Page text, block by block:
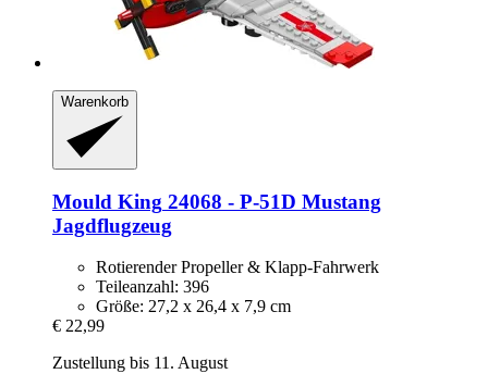
Warenkorb
Mould King 24068 -​ P-​51D Mustang
Jagdflugzeug
Rotierender Propeller & Klapp-Fahrwerk
Teileanzahl: 396
Größe: 27,2 x 26,4 x 7,9 cm
€ 22,99
Zustellung bis 11. August